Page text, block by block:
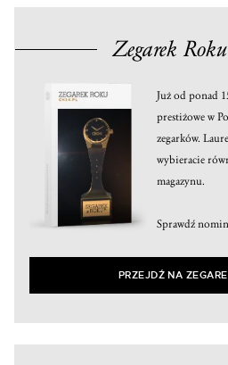
Zegarek
Już od ponad
prestiżowe w
zegarków.
wybieracie
magazynu.
Sprawdź
PRZEJDŹ NA